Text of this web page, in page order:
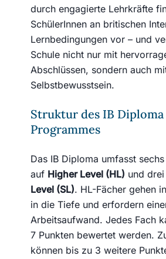
durch engagierte Lehrkräfte
SchülerInnen an britischen
Lernbedingungen vor – und
Schule nicht nur mit
Abschlüssen, sondern auch
Selbstbewusstsein.
Struktur des IB Diploma
Programmes
Das IB Diploma umfasst
auf Higher Level (HL) und
Level (SL). HL-Fächer gehen
in die Tiefe und erfordern
Arbeitsaufwand. Jedes Fach
7 Punkten bewertet werden.
können bis zu 3 weitere